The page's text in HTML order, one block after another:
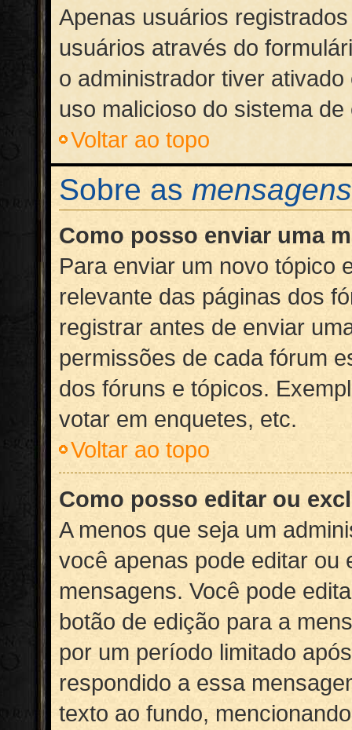
Apenas usuários
usuários através do
o administrador tiver
uso malicioso do sistema
Voltar ao topo
Sobre as mensagens
Como posso enviar uma
Para enviar um novo tópico
relevante das páginas dos
registrar antes de enviar
permissões de cada fórum
dos fóruns e tópicos.
votar em enquetes, etc.
Voltar ao topo
Como posso editar ou
A menos que seja um
você apenas pode editar ou
mensagens. Você pode
botão de edição para a
por um período limitado
respondido a essa
texto ao fundo,